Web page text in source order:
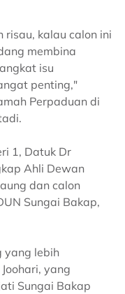
risau, kalau calon ini
membina
isu
penting,"
Perpaduan di
1, Datuk Dr
Ahli Dewan
dan calon
Sungai Bakap,
yang lebih
yang
Sungai Bakap